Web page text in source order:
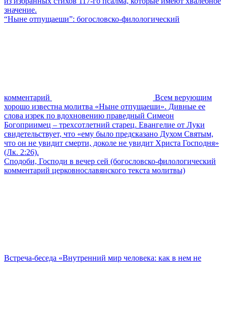
значение.
“Ныне отпущаеши”: богословско-филологический
комментарий
Всем верующим
хорошо известна молитва «Ныне отпущаеши». Дивные ее
слова изрек по вдохновению праведный Симеон
Богоприимец – трехсотлетний старец. Евангелие от Луки
свидетельствует, что «ему было предсказано Духом Святым,
что он не увидит смерти, доколе не увидит Христа Господня»
(Лк. 2:26).
Сподоби, Господи в вечер сей (богословско-филологический
комментарий церковнославянского текста молитвы)
Встреча-беседа «Внутренний мир человека: как в нем не